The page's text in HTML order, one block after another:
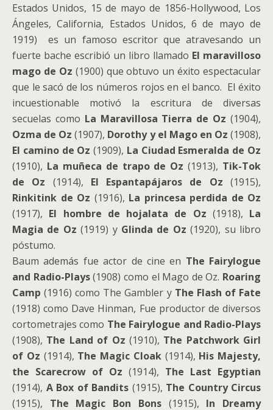
Estados Unidos, 15 de mayo de 1856-Hollywood, Los
Ángeles, California, Estados Unidos, 6 de mayo de
1919) es un famoso escritor que atravesando un
fuerte bache escribió un libro llamado El maravilloso
mago de Oz (1900) que obtuvo un éxito espectacular
que le sacó de los números rojos en el banco. El éxito
incuestionable motivó la escritura de diversas
secuelas como La Maravillosa Tierra de Oz (1904),
Ozma de Oz (1907), Dorothy y el Mago en Oz (1908),
El camino de Oz (1909), La Ciudad Esmeralda de Oz
(1910), La muñeca de trapo de Oz (1913), Tik-Tok
de Oz (1914), El Espantapájaros de Oz (1915),
Rinkitink de Oz (1916), La princesa perdida de Oz
(1917), El hombre de hojalata de Oz (1918), La
Magia de Oz (1919) y Glinda de Oz (1920), su libro
póstumo.
Baum además fue actor de cine en The Fairylogue
and Radio-Plays(1908) como el Mago de Oz. Roaring
Camp (1916) como The Gambler y The Flash of Fate
(1918) como Dave Hinman, Fue productor de diversos
cortometrajes como The Fairylogue and Radio-Plays
(1908), The Land of Oz (1910), The Patchwork Girl
of Oz (1914), The Magic Cloak(1914), His Majesty,
the Scarecrow of Oz (1914), The Last Egyptian
(1914), A Box of Bandits (1915), The Country Circus
(1915), The Magic Bon Bons(1915), In Dreamy